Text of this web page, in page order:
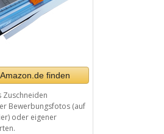
finden
Zuschneiden
Bewerbungsfotos (auf
oder eigener